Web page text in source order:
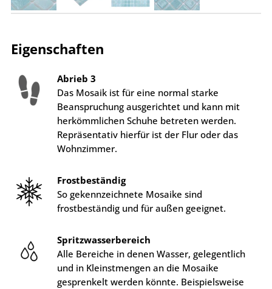
Eigenschaften
Abrieb 3
Das Mosaik ist für eine normal starke
Beanspruchung ausgerichtet und kann mit
herkömmlichen Schuhe betreten werden.
Repräsentativ hierfür ist der Flur oder das
Wohnzimmer.
Frostbeständig
So gekennzeichnete Mosaike sind
frostbeständig und für außen geeignet.
Spritzwasserbereich
Alle Bereiche in denen Wasser, gelegentlich
und in Kleinstmengen an die Mosaike
gesprenkelt werden könnte. Beispielsweise